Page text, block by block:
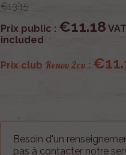
€13.15
Prix public : €11.18 VAT
included
Prix club Renov 2cv :
Besoin d'un
pas à contacter notre